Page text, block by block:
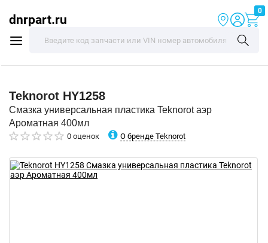
dnrpart.ru
0
Teknorot HY1258
Смазка универсальная пластика Teknorot аэр
Ароматная 400мл
0 оценок О бренде Teknorot